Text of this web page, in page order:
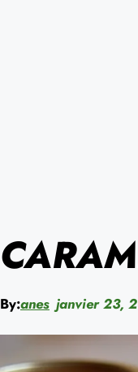
By:anes janvier 23,